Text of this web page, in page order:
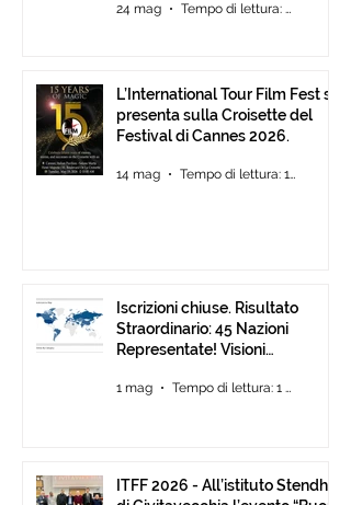
24 mag Tempo di lettura: 2 min
L’International Tour Film Fest si
presenta sulla Croisette del
Festival di Cannes 2026.
14 mag Tempo di lettura: 1 min
Iscrizioni chiuse. Risultato
Straordinario: 45 Nazioni
Representate! Visioni
Fino al 30 Giugno
1 mag Tempo di lettura: 1 min
ITFF 2026 - All’istituto Stendhal